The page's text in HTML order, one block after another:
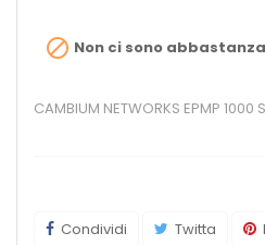
 Non ci sono
CAMBIUM NETWORKS EPMP 1000
Condividi Twitta